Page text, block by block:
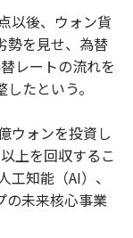
以後、ウォン貨
勢を見せ、為替
レートの流れを
たという。
ウォンを投資し
上を回収するこ
知能（AI）、
の未来核心事業